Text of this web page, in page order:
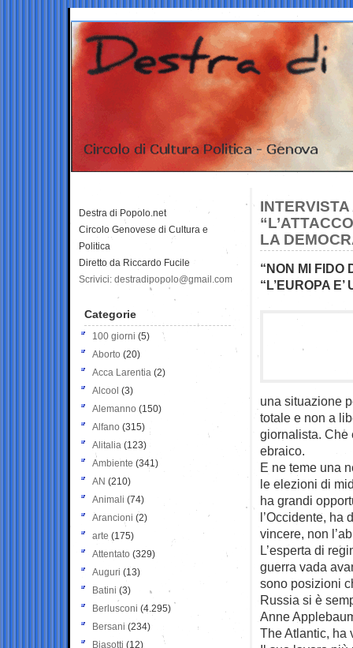
LA
“NON MI FIDO
“L’EUROPA
una situazione
totale e non a
giornalista. Che
ebraico.
E ne teme una
le elezioni di
ha grandi
l’Occidente, ha
vincere, non
L’esperta di
guerra vada
sono posizioni
Russia si è
Anne
The Atlantic, ha
Destra di Popolo.net
Circolo Genovese di Cultura e
Politica
Diretto da Riccardo Fucile
Scrivici: destradipopolo@gmail.com
Categorie
100 giorni (5)
Aborto (20)
Acca Larentia (2)
Alcool (3)
Alemanno (150)
Alfano (315)
Alitalia (123)
Ambiente (341)
AN (210)
Animali (74)
Arancioni (2)
arte (175)
Attentato (329)
Auguri (13)
Batini (3)
Berlusconi (4.295)
Bersani (234)
Biasotti (12)